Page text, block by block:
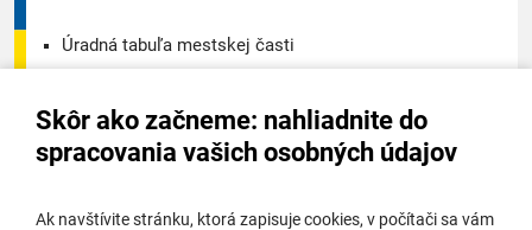
Skôr ako začneme: nahliadnite do
spracovania vašich osobných údajov
Ak navštívite stránku, ktorá zapisuje cookies, v počítači sa vám
Úradná tabuľa mestskej časti
Úradná tabuľa stavebného úradu